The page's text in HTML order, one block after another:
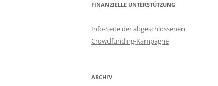
FINANZIELLE UNTERSTÜTZUNG
Info-Seite der abgeschlossenen
Crowdfunding-Kampagne
ARCHIV